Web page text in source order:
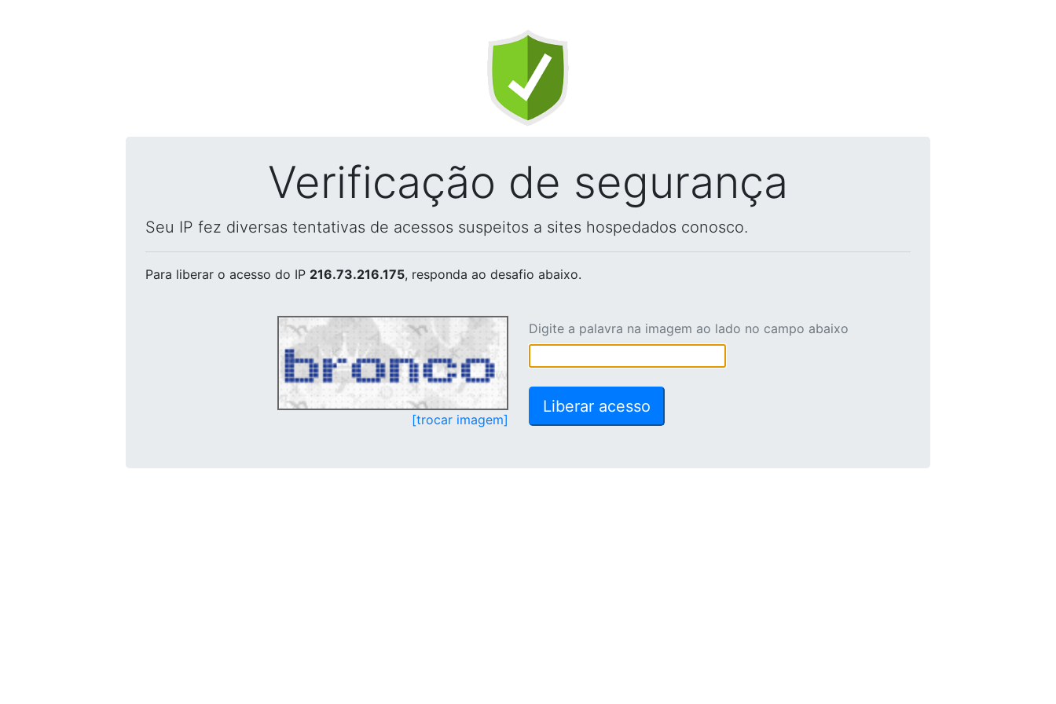
Verificação de segurança
Seu IP fez diversas tentativas de acessos suspeitos a sites hospedados conosco.
Para liberar o acesso do IP 216.73.216.175, responda ao desafio abaixo.
[trocar imagem]
Digite a palavra na imagem ao lado no campo abaixo